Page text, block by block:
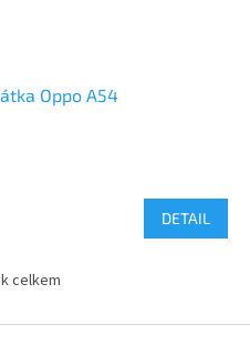
Oppo A54
DETAIL
O
l
celkem